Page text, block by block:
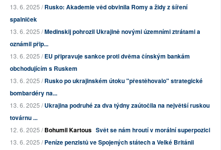
13. 6. 2025 /Rusko: Akademie věd obvinila Romy a židy z šíření
spalniček
13. 6. 2025 /Medinskij pohrozil Ukrajině novými územními ztrátami a
oznámil přip...
13. 6. 2025 /EU připravuje sankce proti dvěma čínským bankám
obchodujícím s Ruskem
13. 6. 2025 /Rusko po ukrajinském útoku "přestěhovalo" strategické
bombardéry na...
13. 6. 2025 /Ukrajina podruhé za dva týdny zaútočila na největší ruskou
továrnu ...
12. 6. 2025 /Bohumil Kartous Svět se nám hroutí v morální superpozici
13. 6. 2025 /Peníze penzistů ve Spojených státech a Velké Británii